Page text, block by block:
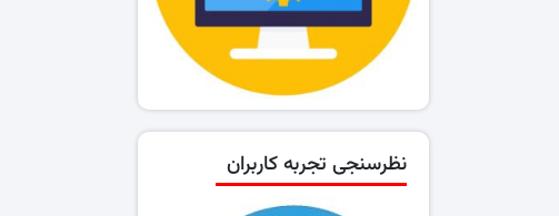
نظرسنجی تجربه کاربران